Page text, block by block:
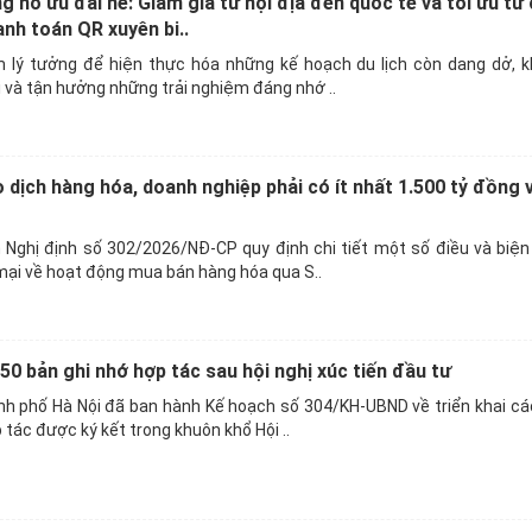
toán QR xuyên bi..
lý tưởng để hiện thực hóa những kế hoạch du lịch còn dang dở,
tận hưởng những trải nghiệm đáng nhớ ..
dịch hàng hóa, doanh nghiệp phải có ít nhất 1.500 tỷ đồng
Nghị định số 302/2026/NĐ-CP quy định chi tiết một số điều và
về hoạt động mua bán hàng hóa qua S..
bản ghi nhớ hợp tác sau hội nghị xúc tiến đầu tư
phố Hà Nội đã ban hành Kế hoạch số 304/KH-UBND về triển khai
được ký kết trong khuôn khổ Hội ..